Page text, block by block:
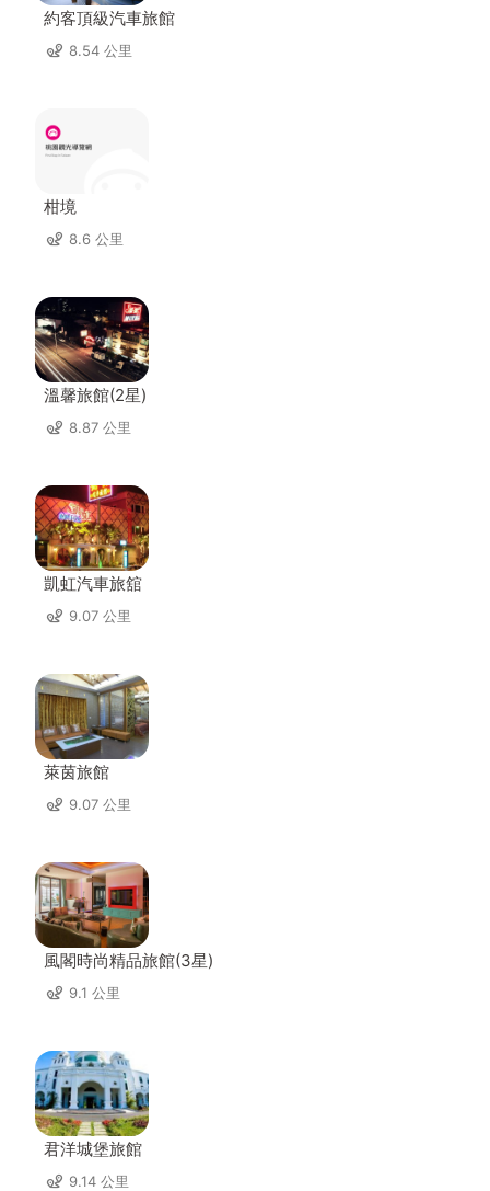
約客頂級汽車旅館
8.54 公里
柑境
8.6 公里
溫馨旅館(2星)
8.87 公里
凱虹汽車旅舘
9.07 公里
萊茵旅館
9.07 公里
風閣時尚精品旅館(3星)
9.1 公里
君洋城堡旅館
9.14 公里